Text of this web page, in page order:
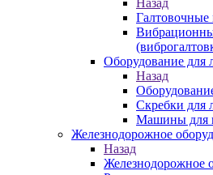
Назад
Оборудование для
Назад
Скребки для
Машины для
Железнодорожное
Назад
Железнодорожное